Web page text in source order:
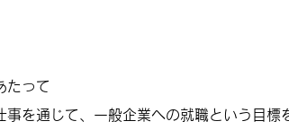
たって
を通じて、一般企業への就職という目